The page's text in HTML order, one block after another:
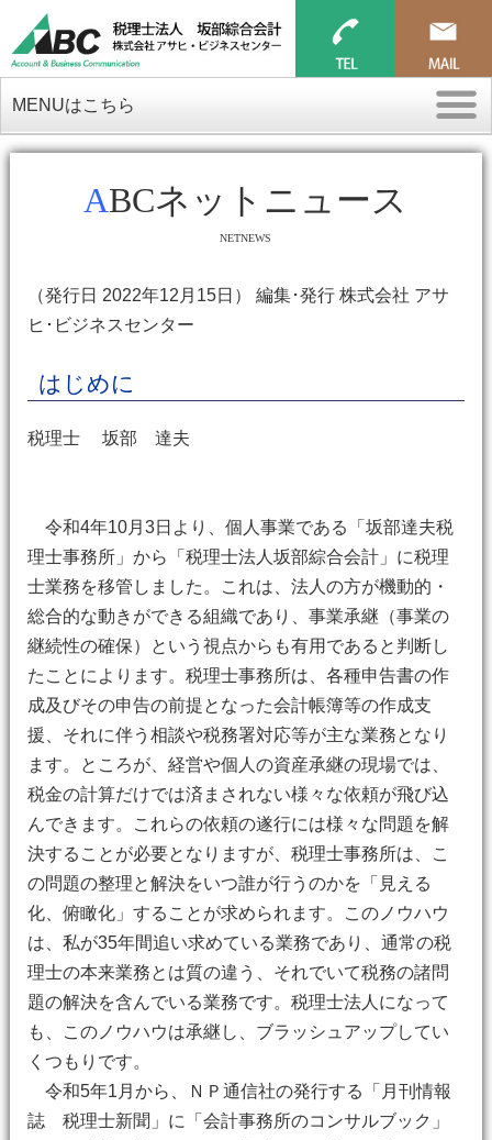
MENUはこちら
ABCネットニュース
NETNEWS
（発行日 2022年12月15日） 編集･発行 株式会社 アサ
ヒ･ビジネスセンター
はじめに
税理士 坂部 達夫
令和4年10月3日より、個人事業である「坂部達夫税
理士事務所」から「税理士法人坂部綜合会計」に税理
士業務を移管しました。これは、法人の方が機動的・
総合的な動きができる組織であり、事業承継（事業の
継続性の確保）という視点からも有用であると判断し
たことによります。税理士事務所は、各種申告書の作
成及びその申告の前提となった会計帳簿等の作成支
援、それに伴う相談や税務署対応等が主な業務となり
ます。ところが、経営や個人の資産承継の現場では、
税金の計算だけでは済まされない様々な依頼が飛び込
んできます。これらの依頼の遂行には様々な問題を解
決することが必要となりますが、税理士事務所は、こ
の問題の整理と解決をいつ誰が行うのかを「見える
化、俯瞰化」することが求められます。このノウハウ
は、私が35年間追い求めている業務であり、通常の税
理士の本来業務とは質の違う、それでいて税務の諸問
題の解決を含んでいる業務です。税理士法人になって
も、このノウハウは承継し、ブラッシュアップしてい
くつもりです。
令和5年1月から、ＮＰ通信社の発行する「月刊情報
誌 税理士新聞」に「会計事務所のコンサルブック」